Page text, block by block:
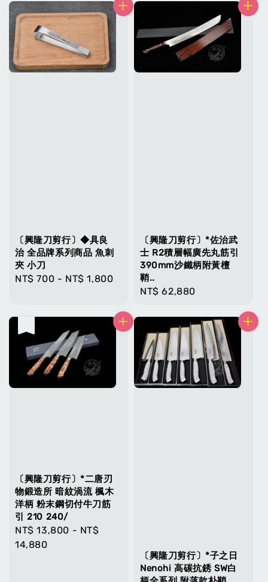
〔興隆刀剪行〕◆具良
治 全品牌系列商品 魚刺
夾 小刀
Regular
NT$ 700 - NT$ 1,800
〔興隆刀剪行〕*佐治武
士 R2積層幅廣先丸筋引
390mm沙鐵柄附黃檀
鞘..
Regular
NT$ 62,880
〔興隆刀剪行〕*二唐刃
物鍛造所 暗紋渦流 楓木
洋柄 粉末鋼切付牛刀筋
引 210 240/
Regular
price
NT$ 13,800 - NT$
14,880
〔興隆刀剪行〕*子之日
Nenohi 高碳抗銹 SW白